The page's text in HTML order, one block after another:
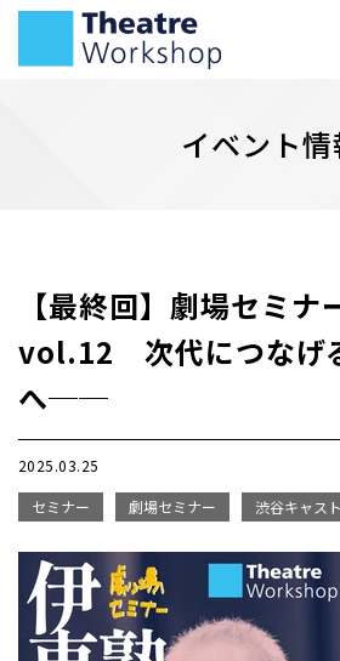
イベント情
【最終回】劇場セミナ
vol.12 次代につなげ
へ──
2025.03.25
セミナー
劇場セミナー 渋谷キャス